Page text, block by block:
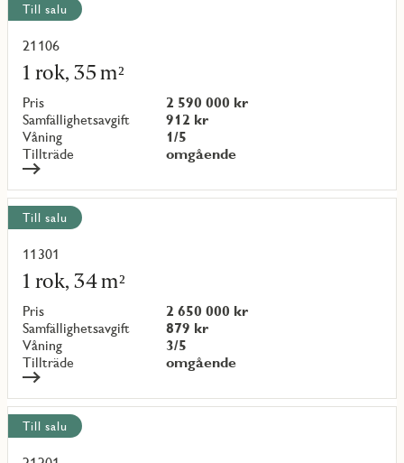
Till salu
21106
1 rok, 35 m²
Pris
2 590 000 kr
Samfällighetsavgift
912 kr
Våning
1/5
Tillträde
omgående
Läs
mer
om
objekt
{objectNumber}
Till salu
11301
1 rok, 34 m²
Pris
2 650 000 kr
Samfällighetsavgift
879 kr
Våning
3/5
Tillträde
omgående
Läs
mer
om
objekt
{objectNumber}
Till salu